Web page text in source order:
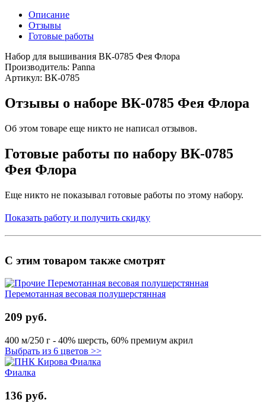
Описание
Отзывы
Готовые работы
Набор для вышивания ВК-0785 Фея Флора
Производитель: Panna
Артикул: ВК-0785
Отзывы о наборе ВК-0785 Фея Флора
Об этом товаре еще никто не написал отзывов.
Готовые работы по набору ВК-0785
Фея Флора
Еще никто не показывал готовые работы по этому набору.
Показать работу и получить скидку
С этим товаром также смотрят
Перемотанная весовая полушерстянная
209 руб.
400 м/250 г - 40% шерсть, 60% премиум акрил
Выбрать из 6 цветов >>
Фиалка
136 руб.